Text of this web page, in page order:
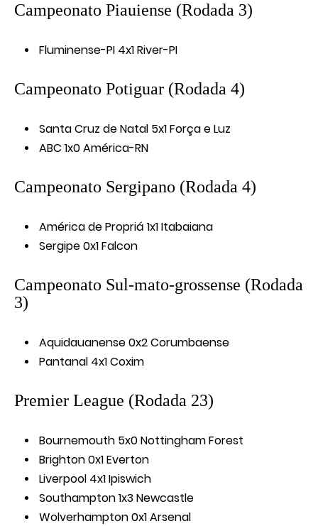
Campeonato Piauiense (Rodada 3)
Fluminense-PI 4x1 River-PI
Campeonato Potiguar (Rodada 4)
Santa Cruz de Natal 5x1 Força e Luz
ABC 1x0 América-RN
Campeonato Sergipano (Rodada 4)
América de Propriá 1x1 Itabaiana
Sergipe 0x1 Falcon
Campeonato Sul-mato-grossense (Rodada
3)
Aquidauanense 0x2 Corumbaense
Pantanal 4x1 Coxim
Premier League (Rodada 23)
Bournemouth 5x0 Nottingham Forest
Brighton 0x1 Everton
Liverpool 4x1 Ipiswich
Southampton 1x3 Newcastle
Wolverhampton 0x1 Arsenal